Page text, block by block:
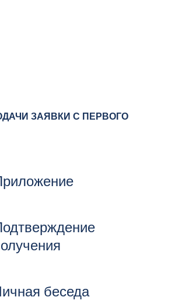
ЗАЯВКИ С ПЕРВОГО
беседа